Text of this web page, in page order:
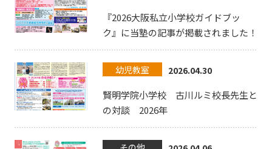
『2026大阪私立小学校ガイドブッ
ク』に当塾の記事が掲載されました！
幼児教室 2026.04.30
賢明学院小学校 古川ルミ校長先生と
の対談 2026年